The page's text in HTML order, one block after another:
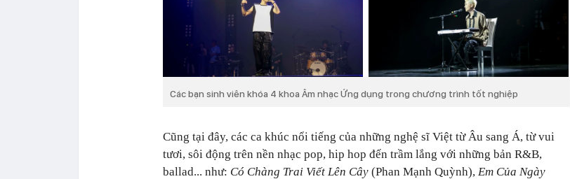
Các bạn sinh viên khóa 4 khoa Âm nhạc Ứng dụng trong chương trình tốt nghiệp
Cũng tại đây, các ca khúc nổi tiếng của những nghệ sĩ Việt từ Âu sang Á, từ vui
tươi, sôi động trên nền nhạc pop, hip hop đến trầm lắng với những bản R&B,
ballad... như: Có Chàng Trai Viết Lên Cây (Phan Mạnh Quỳnh), Em Của Ngày